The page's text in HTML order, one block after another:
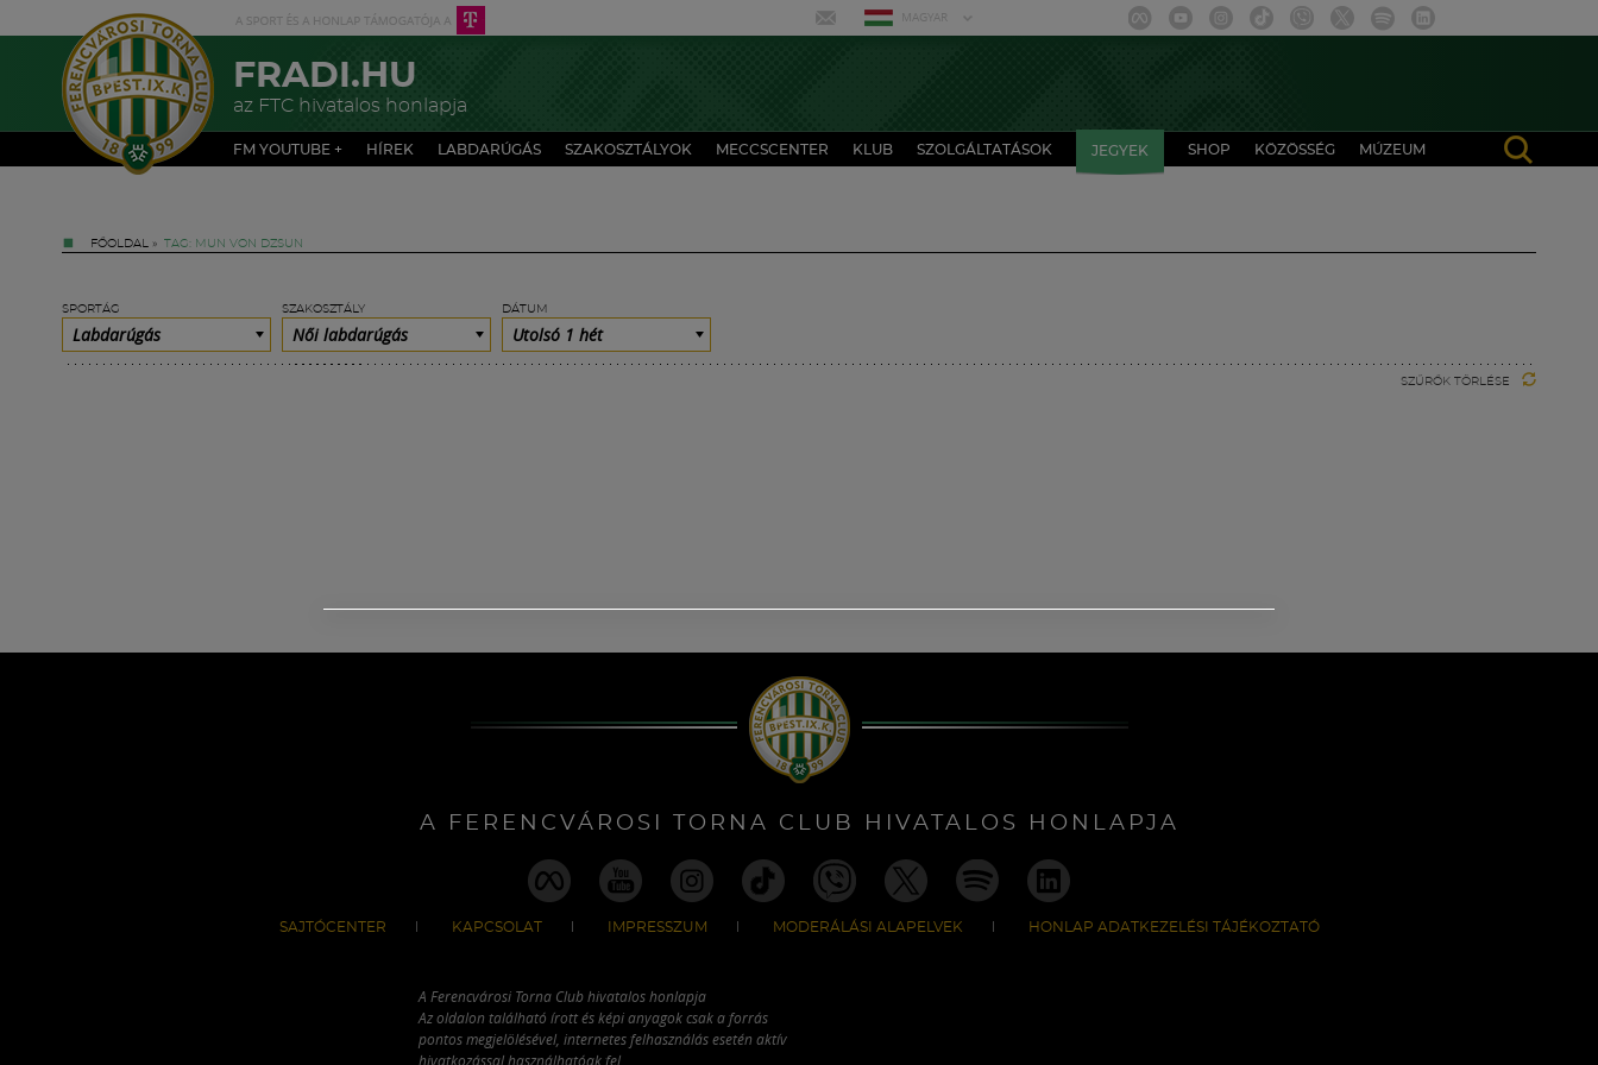
MAGYAR
FRADI.HU
az FTC hivatalos honlapja
FM YOUTUBE + HÍREK LABDARÚGÁS SZAKOSZTÁLYOK MECCSCENTER KLUB SZOLGÁLTATÁSOK JEGYEK SHOP KÖZÖSSÉG MÚZEUM
FŐOLDAL » TAG: MUN VON DZSUN
SPORTÁG
Labdarúgás
SZAKOSZTÁLY
Női labdarúgás
DÁTUM
Utolsó 1 hét
SZŰRŐK TÖRLÉSE
A FERENCVÁROSI TORNA CLUB HIVATALOS HONLAPJA
SAJTÓCENTER KAPCSOLAT IMPRESSZUM MODERÁLÁSI ALAPELVEK HONLAP ADATKEZELÉSI TÁJÉKOZTATÓ
A Ferencvárosi Torna Club hivatalos honlapja
Az oldalon található írott és képi anyagok csak a forrás
pontos megjelölésével, internetes felhasználás esetén aktív
hivatkozással használhatóak fel.